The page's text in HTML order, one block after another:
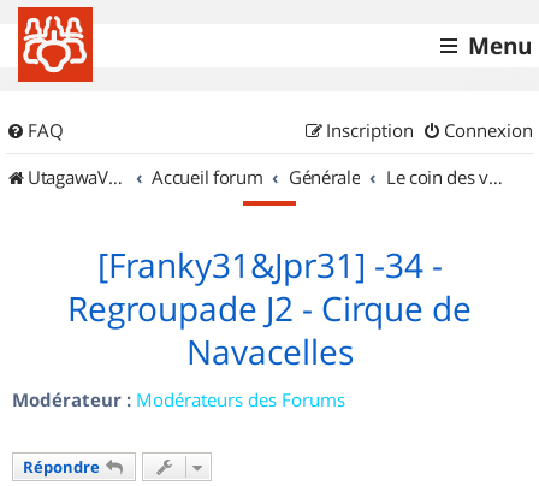
Menu
FAQ Connexion
Inscription
UtagawaVTT (Randos VTT et VTTAE avec traces GPS)
Accueil forum Générale Le coin des vidéastes
[Franky31&Jpr31] -34 -
Regroupade J2 - Cirque de
Navacelles
Modérateur : Modérateurs des Forums
Répondre